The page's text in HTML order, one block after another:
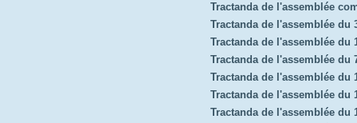
Tractanda de l'assemblée
Tractanda de l'assemblée du
Tractanda de l'assemblée du
Tractanda de l'assemblée du
Tractanda de l'assemblée du
Tractanda de l'assemblée du
Tractanda de l'assemblée du